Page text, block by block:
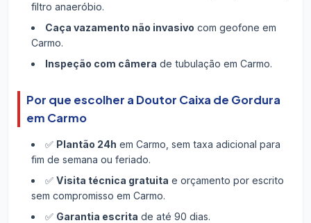
filtro anaeróbio.
Caça vazamento não invasivo com geofone em
Carmo.
Inspeção com câmera de tubulação em Carmo.
Por que escolher a Doutor Caixa de Gordura
em Carmo
✅ Plantão 24h em Carmo, sem taxa adicional para
fim de semana ou feriado.
✅ Visita técnica gratuita e orçamento por escrito
sem compromisso em Carmo.
✅ Garantia escrita de até 90 dias.